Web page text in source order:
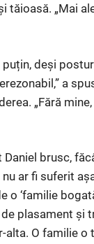
tăioasă. „Mai
deși
a
„Fără
Daniel brusc,
nu ar fi suferit
o ‘familie
plasament și
alta. O familie o